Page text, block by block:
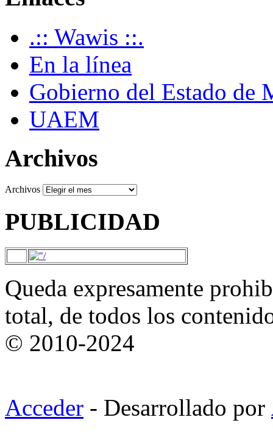
.:: Wawis ::.
En la línea
Gobierno del Estado de
UAEM
Archivos
Archivos
PUBLICIDAD
Queda expresamente
total, de todos los
© 2010-2024
Acceder - Desarrollado por